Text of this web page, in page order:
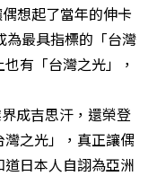
想起了當年的伸卡
為最具指標的「台灣
有「台灣之光」，
成吉思汗，還榮登
之光」，真正讓偶
日本人自詡為亞洲